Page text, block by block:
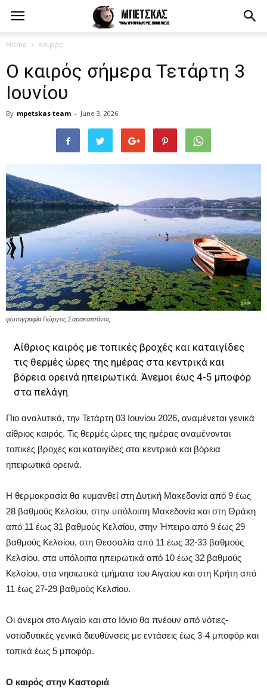
Home Καιρός
Ο καιρός σήμερα Τετάρτη 3
Ιουνίου
By mpetskas team - June 3, 2026
φωτογραφία Γιώργος Σαρακατσάνος
Αίθριος καιρός με τοπικές βροχές και καταιγίδες
τις θερμές ώρες της ημέρας στα κεντρικά και
βόρεια ορεινά ηπειρωτικά. Άνεμοι έως 4-5 μποφόρ
στα πελάγη.
Πιο αναλυτικά, την Τετάρτη 03 Ιουνίου 2026, αναμένεται γενικά
αίθριος καιρός. Τις θερμές ώρες της ημέρας αναμένονται
τοπικές βροχές και καταιγίδες στα κεντρικά και βόρεια
ηπειρωτικά ορεινά.
Η θερμοκρασία θα κυμανθεί στη Δυτική Μακεδονία από 9 έως
28 βαθμούς Κελσίου, στην υπόλοιπη Μακεδονία και στη Θράκη
από 11 έως 31 βαθμούς Κελσίου, στην Ήπειρο από 9 έως 29
βαθμούς Κελσίου, στη Θεσσαλία από 11 έως 32-33 βαθμούς
Κελσίου, στα υπόλοιπα ηπειρωτικά από 10 έως 32 βαθμούς
Κελσίου, στα νησιωτικά τμήματα του Αιγαίου και στη Κρήτη από
11 έως 27-29 βαθμούς Κελσίου.
Οι άνεμοι στο Αιγαίο και στο Ιόνιο θα πνέουν από νότιες-
νοτιοδυτικές γενικά διευθύνσεις με εντάσεις έως 3-4 μποφόρ και
τοπικά έως 5 μποφόρ.
Ο καιρός στην Καστοριά